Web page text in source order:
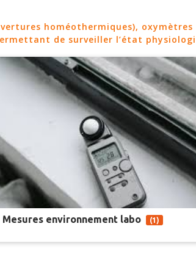
homéothermiques),
de surveiller l’état
Mesures environnement labo (1)